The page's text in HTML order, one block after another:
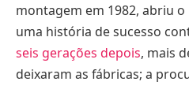
montagem em 1982, abriu
uma história de sucesso
seis gerações depois, mais
deixaram as fábricas; a